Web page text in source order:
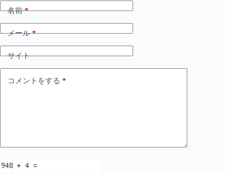
名前*
メール*
サイト
コメントをする *